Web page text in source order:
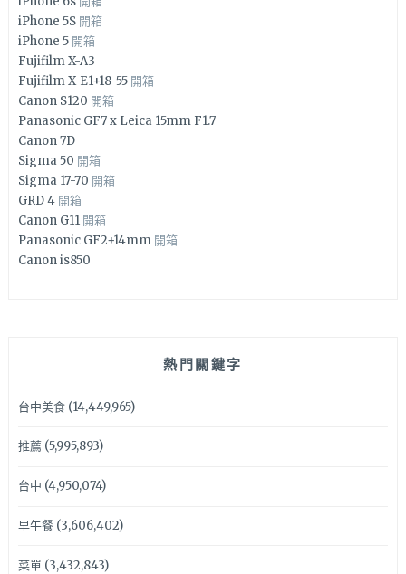
iPhone 5S 開箱
iPhone 5 開箱
Fujifilm X-A3
Fujifilm X-E1+18-55 開箱
Canon S120 開箱
Panasonic GF7 x Leica 15mm F1.7
Canon 7D
Sigma 50 開箱
Sigma 17-70 開箱
GRD 4 開箱
Canon G11 開箱
Panasonic GF2+14mm 開箱
Canon is850
熱門關鍵字
台中美食(14,449,965)
推薦(5,995,893)
台中 (4,950,074)
早午餐(3,606,402)
菜單(3,432,843)